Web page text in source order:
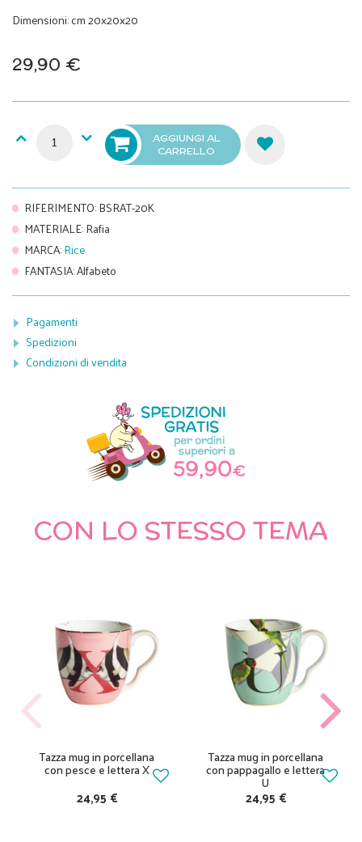
Dimensioni: cm 20x20x20
29,90 €
AGGIUNGI AL
CARRELLO
RIFERIMENTO:BSRAT-20K
MATERIALE:Rafia
MARCA:Rice
FANTASIA:Alfabeto
Pagamenti
Spedizioni
Condizioni di vendita
CON LO STESSO TEMA
Tazza mug in porcellana
con pesce e lettera X
24,95 €
Tazza mug in porcellana
con pappagallo e lettera
U
24,95 €